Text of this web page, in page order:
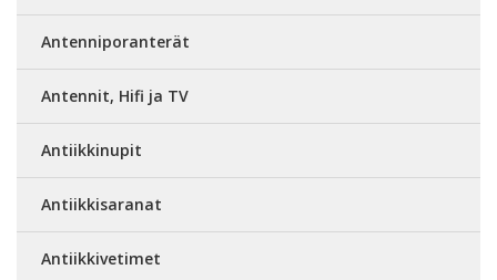
Antenniporanterät
Antennit, Hifi ja TV
Antiikkinupit
Antiikkisaranat
Antiikkivetimet